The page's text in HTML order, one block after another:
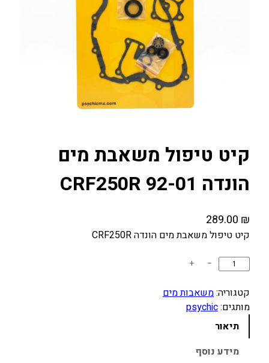
קיט טיפול משאבת מים
הונדה CRF250R 92-01
289.00 ₪
קיט טיפול משאבת מים הונדה CRF250R
ו
ת
ל
−
+
קטגוריה:משאבות מים
מותגים:psychic
תיאור
מידע נוסף